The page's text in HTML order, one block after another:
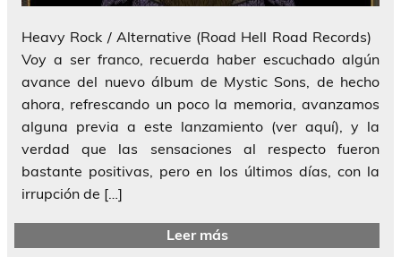
Heavy Rock / Alternative (Road Hell Road Records)
Voy a ser franco, recuerda haber escuchado algún
avance del nuevo álbum de Mystic Sons, de hecho
ahora, refrescando un poco la memoria, avanzamos
alguna previa a este lanzamiento (ver aquí), y la
verdad que las sensaciones al respecto fueron
bastante positivas, pero en los últimos días, con la
irrupción de […]
Leer más